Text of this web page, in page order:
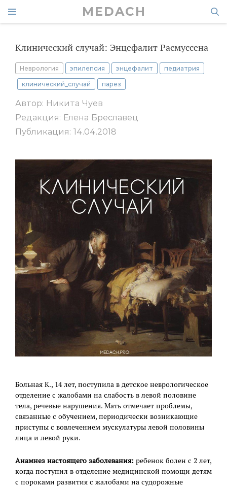
MEDACH
Клинический случай: Энцефалит Расмуссена
Неврология эпилепсия энцефалит педиатрия
клинический_случай парез
Автор: Никита Чуев
Редакция: Елена Бреславец
Публикация: 14.04.2018
Больная К., 14 лет, поступила в детское неврологическое
отделение с жалобами на слабость в левой половине
тела, речевые нарушения. Мать отмечает проблемы,
связанные с обучением, периодически возникающие
приступы с вовлечением мускулатуры левой половины
лица и левой руки.
Анамнез настоящего заболевания: ребенок болен с 2 лет,
когда поступил в отделение медицинской помощи детям
с пороками развития с жалобами на судорожные